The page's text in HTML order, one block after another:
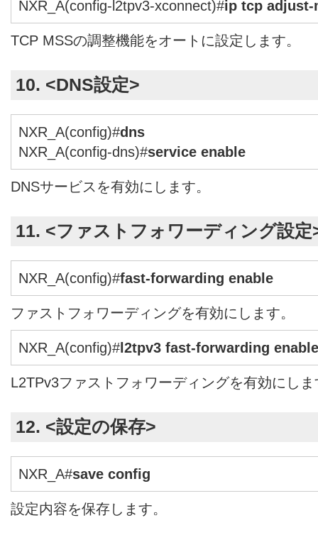
NXR_A(config-l2tpv3-xconnect)#ip tcp adjust-
TCP MSSの調整機能をオートに設定します。
10. <DNS設定>
NXR_A(config)#dns
NXR_A(config-dns)#service enable
DNSサービスを有効にします。
11. <ファストフォワーディング設定
NXR_A(config)#fast-forwarding enable
ファストフォワーディングを有効にします。
NXR_A(config)#l2tpv3 fast-forwarding enable
L2TPv3ファストフォワーディングを有効にしま
12. <設定の保存>
NXR_A#save config
設定内容を保存します。